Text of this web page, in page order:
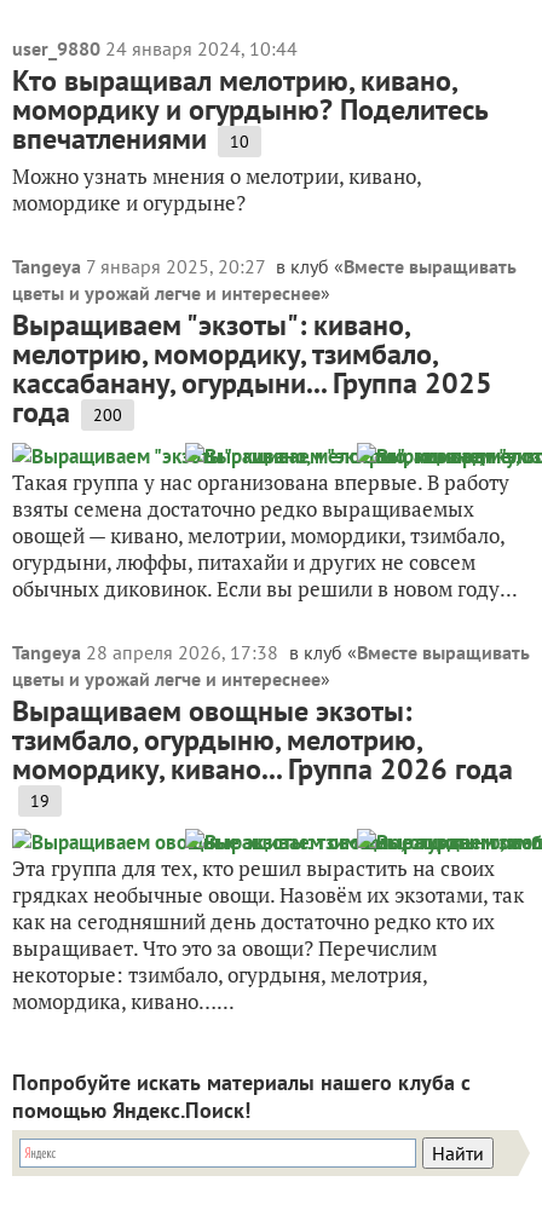
user_9880 24 января 2024, 10:44
Кто выращивал мелотрию, кивано,
момордику и огурдыню? Поделитесь
впечатлениями 10
Можно узнать мнения о мелотрии, кивано,
момордике и огурдыне?
Tangeya 7 января 2025, 20:27 в клуб «Вместе выращивать
цветы и урожай легче и интереснее»
Выращиваем "экзоты": кивано,
мелотрию, момордику, тзимбало,
кассабанану, огурдыни... Группа 2025
года 200
Такая группа у нас организована впервые. В работу
взяты семена достаточно редко выращиваемых
овощей — кивано, мелотрии, момордики, тзимбало,
огурдыни, люффы, питахайи и других не совсем
обычных диковинок. Если вы решили в новом году...
Tangeya 28 апреля 2026, 17:38 в клуб «Вместе выращивать
цветы и урожай легче и интереснее»
Выращиваем овощные экзоты:
тзимбало, огурдыню, мелотрию,
момордику, кивано... Группа 2026 года
19
Эта группа для тех, кто решил вырастить на своих
грядках необычные овощи. Назовём их экзотами, так
как на сегодняшний день достаточно редко кто их
выращивает. Что это за овощи? Перечислим
некоторые: тзимбало, огурдыня, мелотрия,
момордика, кивано…...
Попробуйте искать материалы нашего клуба с
помощью Яндекс.Поиск!